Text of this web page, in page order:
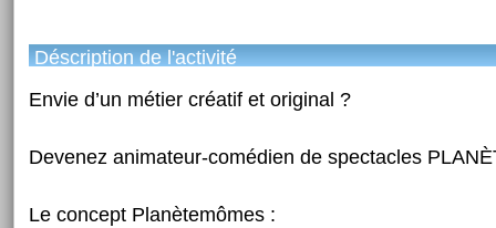
Déscription de l'activité
Envie d’un métier créatif et original ?
Devenez animateur-comédien de spectacles
Le concept Planètemômes :